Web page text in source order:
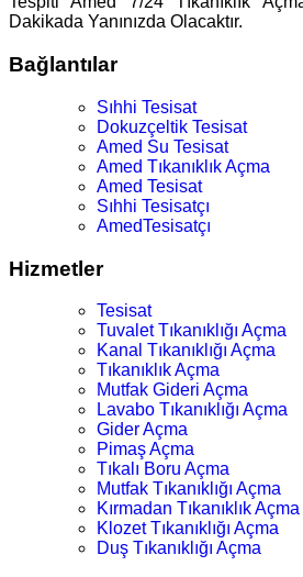
Dakikada Yanınızda Olacaktır.
Bağlantılar
Sıhhi Tesisat
Dokuzçeltik Tesisat
Amed Su Tesisat
Amed Tıkanıklık Açma
Amed Tesisat
Sıhhi Tesisatçı
AmedTesisatçı
Hizmetler
Tesisat
Tuvalet Tıkanıklığı Açma
Kanal Tıkanıklığı Açma
Tıkanıklık Açma
Mutfak Gideri Açma
Lavabo Tıkanıklığı Açma
Gider Açma
Pimaş Açma
Tıkalı Boru Açma
Mutfak Tıkanıklığı Açma
Kırmadan Tıkanıklık Açma
Klozet Tıkanıklığı Açma
Duş Tıkanıklığı Açma